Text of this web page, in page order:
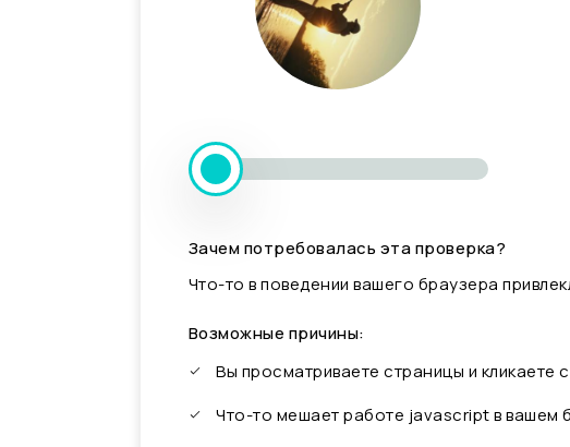
Зачем потребовалась эта проверка?
Что-то в поведении вашего браузера
Возможные причины:
Вы просматриваете страницы и
Что-то мешает работе javascript в вашем